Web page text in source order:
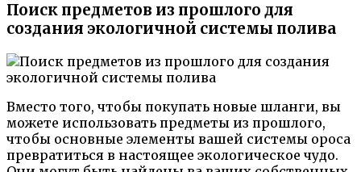
Поиск предметов из прошлого для
создания экологичной системы полива
Вместо того, чтобы покупать новые шланги, вы
можете использовать предметы из прошлого,
чтобы основные элементы вашей системы ороса
превратиться в настоящее экологическое чудо.